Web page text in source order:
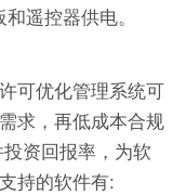
遥控器供电。
可优化管理系统可
求，再低成本合规
资回报率，为软
持的软件有: